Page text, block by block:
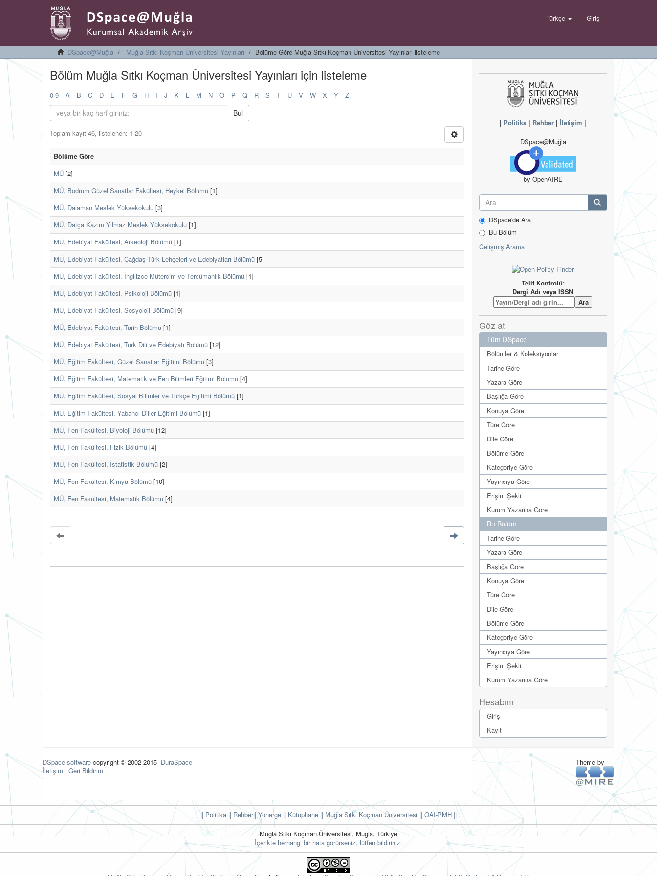
Türkçe Giriş
DSpace@Muğla Muğla Sıtkı Koçman Üniversitesi Yayınları Bölüme Göre Muğla Sıtkı Koçman Üniversitesi Yayınları listeleme
Bölüm Muğla Sıtkı Koçman Üniversitesi Yayınları için listeleme
0-9 A B C D E F G H I J K L M N O P Q R S T U V W X Y Z
Bul
Toplam kayıt 46, listelenen: 1-20
Bölüme Göre
MÜ [2]
MÜ, Bodrum Güzel Sanatlar Fakültesi, Heykel Bölümü [1]
MÜ, Dalaman Meslek Yüksekokulu [3]
MÜ, Datça Kazım Yılmaz Meslek Yüksekokulu [1]
MÜ, Edebiyat Fakültesi, Arkeoloji Bölümü [1]
MÜ, Edebiyat Fakültesi, Çağdaş Türk Lehçeleri ve Edebiyatları Bölümü [5]
MÜ, Edebiyat Fakültesi, İngilizce Mütercim ve Tercümanlık Bölümü [1]
MÜ, Edebiyat Fakültesi, Psikoloji Bölümü [1]
MÜ, Edebiyat Fakültesi, Sosyoloji Bölümü [9]
MÜ, Edebiyat Fakültesi, Tarih Bölümü [1]
MÜ, Edebiyat Fakültesi, Türk Dili ve Edebiyatı Bölümü [12]
MÜ, Eğitim Fakültesi, Güzel Sanatlar Eğitimi Bölümü [3]
MÜ, Eğitim Fakültesi, Matematik ve Fen Bilimleri Eğitimi Bölümü [4]
MÜ, Eğitim Fakültesi, Sosyal Bilimler ve Türkçe Eğitimi Bölümü [1]
MÜ, Eğitim Fakültesi, Yabancı Diller Eğitimi Bölümü [1]
MÜ, Fen Fakültesi, Biyoloji Bölümü [12]
MÜ, Fen Fakültesi, Fizik Bölümü [4]
MÜ, Fen Fakültesi, İstatistik Bölümü [2]
MÜ, Fen Fakültesi, Kimya Bölümü [10]
MÜ, Fen Fakültesi, Matematik Bölümü [4]
| Politika | Rehber |İletişim |
DSpace@Muğla
by OpenAIRE
DSpace'de Ara
Bu Bölüm
Gelişmiş Arama
Telif Kontrolü:
Dergi Adı veya ISSN
Göz at
Tüm DSpace
Bölümler & Koleksiyonlar
Tarihe Göre
Yazara Göre
Başlığa Göre
Konuya Göre
Türe Göre
Dile Göre
Bölüme Göre
Kategoriye Göre
Yayıncıya Göre
Erişim Şekli
Kurum Yazarına Göre
Bu Bölüm
Tarihe Göre
Yazara Göre
Başlığa Göre
Konuya Göre
Türe Göre
Dile Göre
Bölüme Göre
Kategoriye Göre
Yayıncıya Göre
Erişim Şekli
Kurum Yazarına Göre
Hesabım
Giriş
Kayıt
DSpace software copyright © 2002-2015 DuraSpace
İletişim | Geri Bildirim
Theme by
|| Politika || Rehber|| Yönerge || Kütüphane || Muğla Sıtkı Koçman Üniversitesi || OAI-PMH ||
Muğla Sıtkı Koçman Üniversitesi, Muğla, Türkiye
İçerikte herhangi bir hata görürseniz, lütfen bildiriniz: